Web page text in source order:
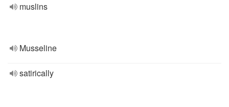
muslins
Musseline
satirically